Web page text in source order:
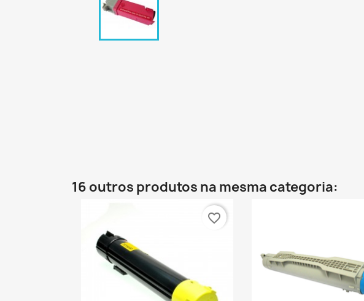
16 outros produtos na mesma categoria:
favorite_border